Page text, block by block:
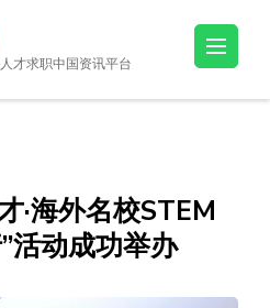
才求职中国资讯平台
·海外名校STEM
活动成功举办